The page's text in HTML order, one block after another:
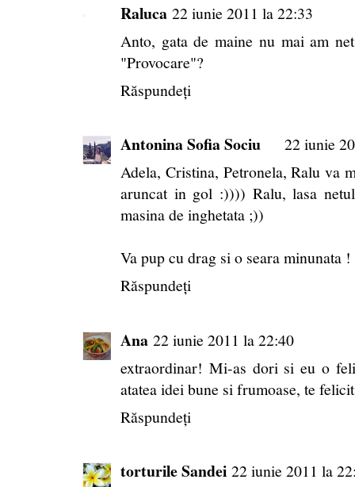
Raluca 22 iunie 2011 la 22:33
Anto, gata de maine nu mai am
"Provocare"?
Răspundeți
Antonina Sofia Sociu
22 iunie
Adela, Cristina, Petronela, Ralu va
aruncat in gol :)))) Ralu, lasa
masina de inghetata ;))
Va pup cu drag si o seara minunata !
Răspundeți
Ana 22 iunie 2011 la 22:40
extraordinar! Mi-as dori si eu o
atatea idei bune si frumoase, te
Răspundeți
torturile Sandei 22 iunie 2011 la